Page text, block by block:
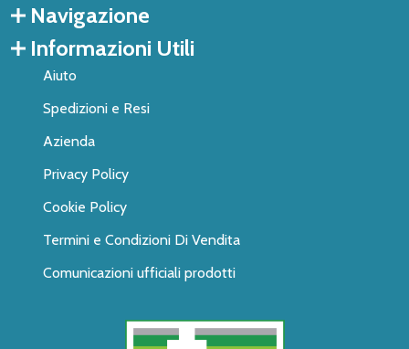
Navigazione
Informazioni Utili
Aiuto
Spedizioni e Resi
Azienda
Privacy Policy
Cookie Policy
Termini e Condizioni Di Vendita
Comunicazioni ufficiali prodotti